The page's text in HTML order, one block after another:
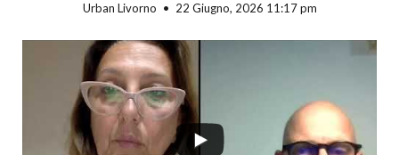
Urban Livorno 22 Giugno, 2026 11:17 pm